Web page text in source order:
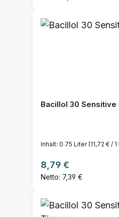
Bacillol 30 Sensitive
Inhalt: 0.75 Liter(11,72 € /
Regulärer Preis:
8,79 €
Netto: 7,39 €